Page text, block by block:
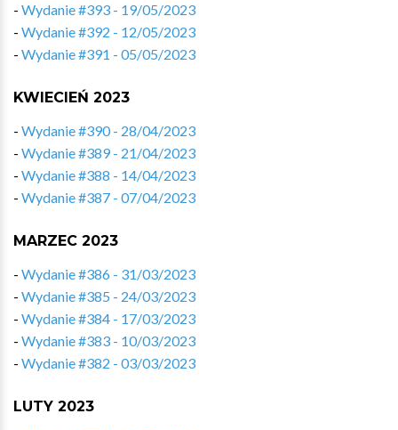
- Wydanie #393 - 19/05/2023
- Wydanie #392 - 12/05/2023
- Wydanie #391 - 05/05/2023
KWIECIEŃ 2023
- Wydanie #390 - 28/04/2023
- Wydanie #389 - 21/04/2023
- Wydanie #388 - 14/04/2023
- Wydanie #387 - 07/04/2023
MARZEC 2023
- Wydanie #386 - 31/03/2023
- Wydanie #385 - 24/03/2023
- Wydanie #384 - 17/03/2023
- Wydanie #383 - 10/03/2023
- Wydanie #382 - 03/03/2023
LUTY 2023